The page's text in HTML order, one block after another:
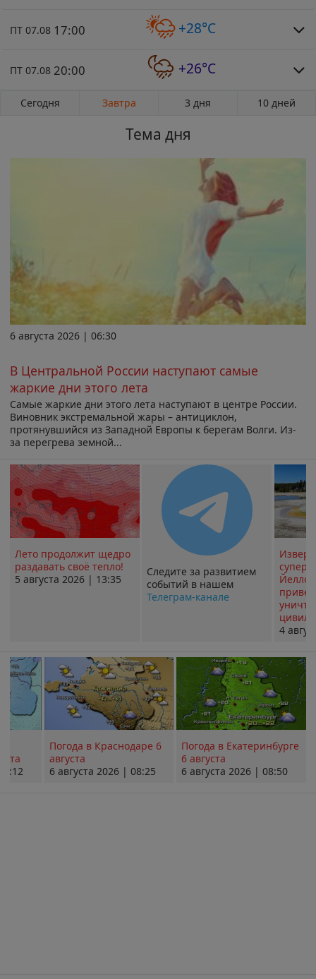
ПТ 07.08 17:00 +28°C
ПТ 07.08 20:00 +26°C
Сегодня Завтра 3 дня 10 дней
Тема дня
6 августа 2026 | 06:30
В Центральной России наступают самые
жаркие дни этого лета
Самые жаркие дни этого лета наступают в центре России.
Виновник экстремальной жары – антициклон,
протянувшийся из Западной Европы к берегам Волги. Из-
за перегрева земной...
Лето продолжит щедро
раздавать своё тепло!
5 августа 2026 | 13:35
Следите за развитием
событий в нашем
Телеграм-канале
4
Погода в Краснодаре 6
августа
6 августа 2026 | 08:25
Погода в Екатеринбурге
6 августа
6 августа 2026 | 08:50